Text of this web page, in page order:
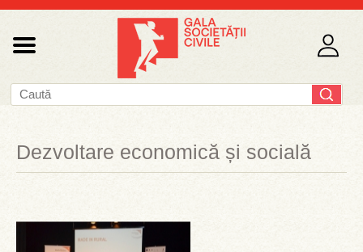
Dezvoltare economică și socială